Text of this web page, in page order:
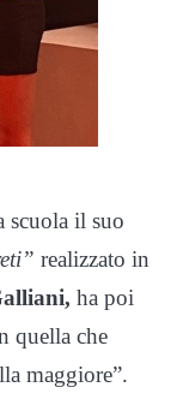
scuola il suo
realizzato in
ha poi
quella che
maggiore”.